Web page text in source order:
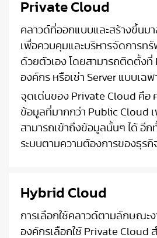
Private Cloud
คลาวด์ที่ออกแบบและสร้างขึ้นม
เพื่อควบคุมและบริหารจัดการท
ด้วยตัวเอง โดยสามารถติดตั้งที่
องค์กร หรือเช่า Server แบบเฉพ
จุดเด่นของ Private Cloud คือ
ข้อมูลที่มากกว่า Public Cloud เ
สามารถเข้าถึงข้อมูลนั้นๆ ได้ อี
ระบบตามความต้องการของธุรกิ
Hybrid Cloud
การเลือกใช้คลาวด์ตามลักษณะง
องค์กรเลือกใช้ Private Cloud